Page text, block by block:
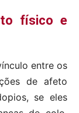
físico e
entre os
de afeto
se eles